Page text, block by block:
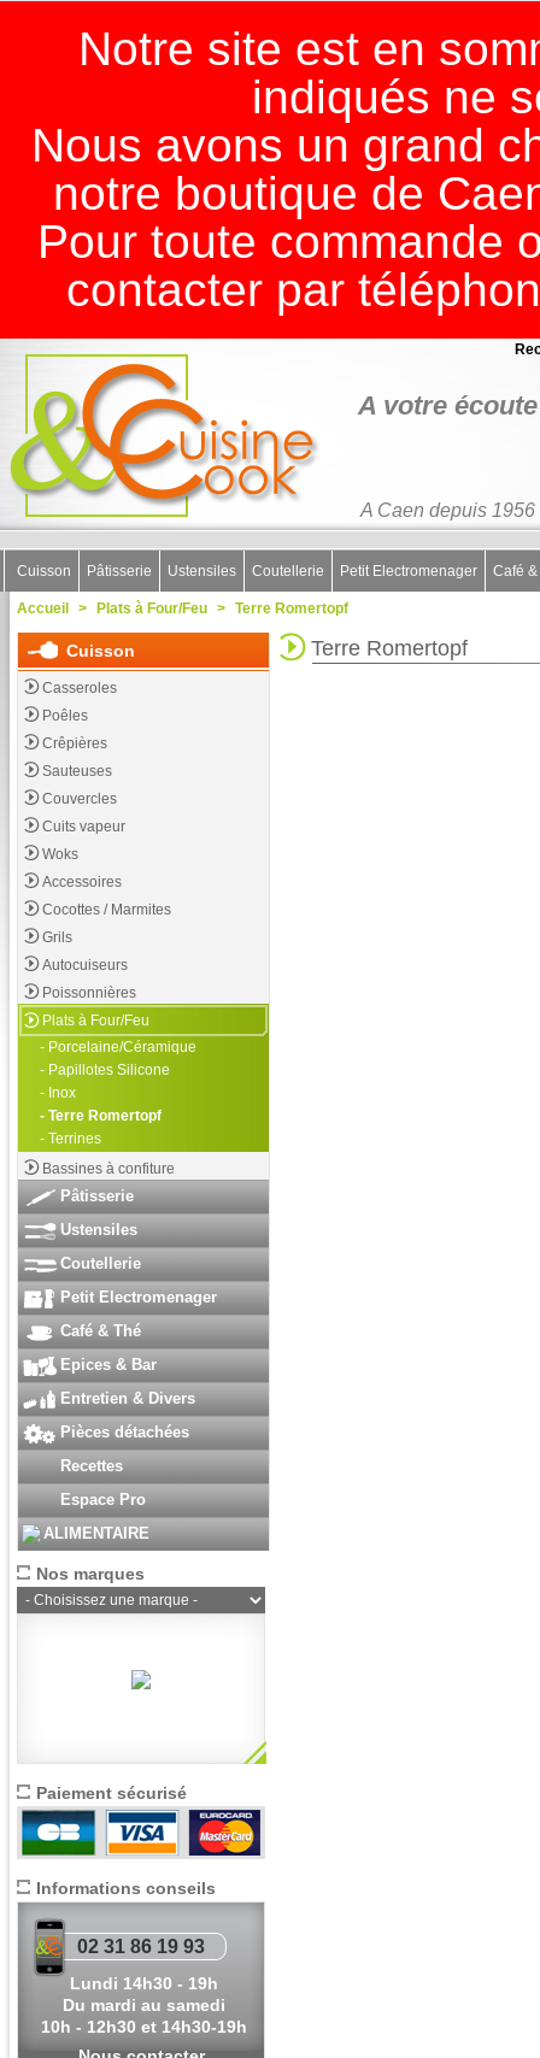
Notre site est en
indiqués ne
Nous avons un grand
notre boutique de
Pour toute commande
contacter par
A votre
A Caen depuis 1956
Cuisson Pâtisserie Ustensiles Coutellerie Petit Electromenager Café
Accueil > Plats à Four/Feu > Terre Romertopf
Cuisson
Casseroles
Poêles
Crêpières
Sauteuses
Couvercles
Cuits vapeur
Woks
Accessoires
Cocottes / Marmites
Grils
Autocuiseurs
Poissonnières
Plats à Four/Feu
- Porcelaine/Céramique
- Papillotes Silicone
- Inox
- Terre Romertopf
- Terrines
Bassines à confiture
Pâtisserie
Ustensiles
Coutellerie
Petit Electromenager
Café & Thé
Epices & Bar
Entretien & Divers
Pièces détachées
Recettes
Espace Pro
ALIMENTAIRE
Nos marques
Paiement sécurisé
Informations conseils
02 31 86 19 93
Lundi 14h30 - 19h
Du mardi au samedi
10h - 12h30 et 14h30-19h
Terre Romertopf